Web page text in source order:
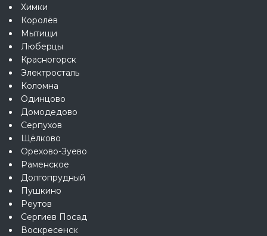
Химки
Королёв
Мытищи
Люберцы
Красногорск
Электросталь
Коломна
Одинцово
Домодедово
Серпухов
Щёлково
Орехово-Зуево
Раменское
Долгопрудный
Пушкино
Реутов
Сергиев Посад
Воскресенск